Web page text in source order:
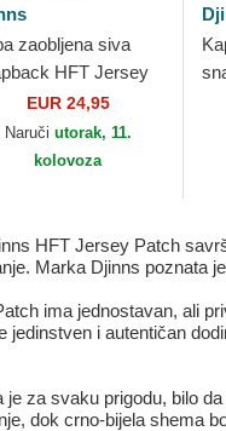
zaobljena siva
HFT Jersey
Djinns
EUR 24,95
Naruči utorak, 11.
kolovoza
HFT Jersey Patch
Marka Djinns poznata
ima jednostavan, ali
jedinstven i autentičan
za svaku prigodu, bilo
dok crno-bijela shema